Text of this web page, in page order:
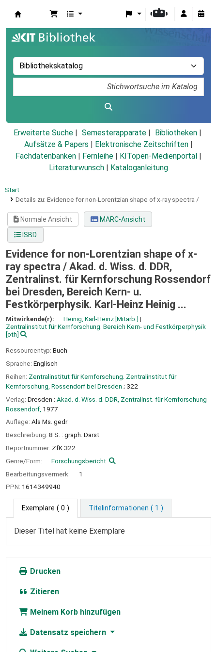
Erweiterte Suche Semesterapparate
Bibliotheken
Aufsätze & Papers
Elektronische Zeitschriften
Fachdatenbanken
Fernleihe KITopen-Medienportal
Literaturwunsch
Kataloganleitung
Start
Details zu: Evidence for non-Lorentzian shape of x-ray spectra /
Normale Ansicht
MARC-Ansicht
ISBD
Evidence for non-Lorentzian shape of x-
ray spectra / Akad. d. Wiss. d. DDR,
Zentralinst. für Kernforschung Rossendorf
bei Dresden, Bereich Kern- u.
Festkörperphysik. Karl-Heinz Heinig ...
Mitwirkende(r): Heinig, Karl-Heinz [Mitarb.]
Zentralinstitut für Kernforschung. Bereich Kern- und Festkörperphysik
[oth]
Ressourcentyp: Buch
Sprache: Englisch
Reihen: Zentralinstitut für Kernforschung. Zentralinstitut für
Kernforschung, Rossendorf bei Dresden ; 322
Verlag: Dresden : Akad. d. Wiss. d. DDR, Zentralinst. für Kernforschung
Rossendorf, 1977
Auflage: Als Ms. gedr
Beschreibung: 8 S. : graph. Darst
Reportnummer: ZfK 322
Genre/Form:
Forschungsbericht
Bearbeitungsvermerk:
1
PPN: 1614349940
Exemplare ( 0 ) Titelinformationen ( 1 )
Dieser Titel hat keine Exemplare
Drucken
Zitieren
Meinem Korb hinzufügen
Datensatz speichern